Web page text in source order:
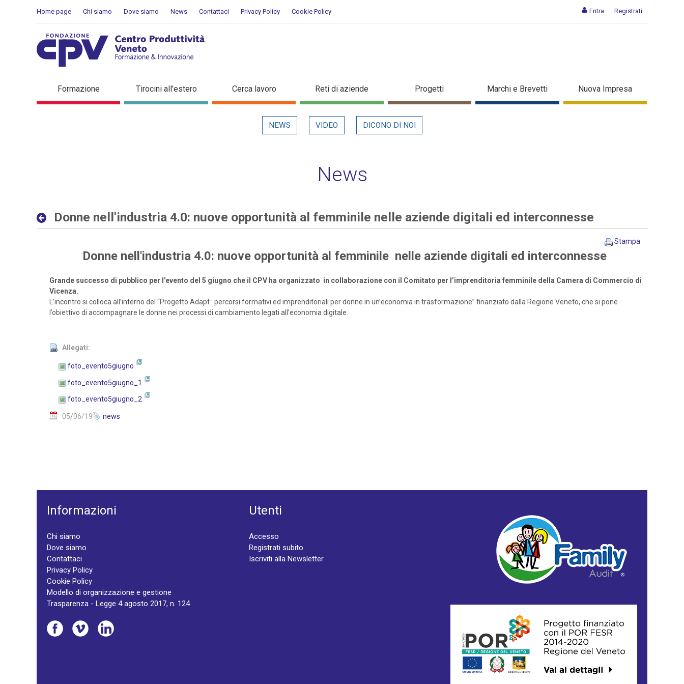
Entra Registrati
Home page Chi siamo Dove siamo News Contattaci Privacy Policy Cookie Policy
Donne nell'industria 4.0: nuove opportunità al femminile nelle aziende digitali ed
interconnesse - Dettaglio in evidenza
Formazione Tirocini all'estero Cerca lavoro Reti di aziende Progetti Marchi e Brevetti Nuova Impresa
NEWS VIDEO DICONO DI NOI
News
Donne nell'industria 4.0: nuove opportunità al femminile nelle aziende digitali ed interconnesse
Stampa
Donne nell'industria 4.0: nuove opportunità al femminile nelle aziende digitali ed interconnesse
Grande successo di pubblico per l'evento del 5 giugno che il CPV ha organizzato in collaborazione con il Comitato per l’imprenditoria femminile della Camera di Commercio di
Vicenza.
L’incontro si colloca all’interno del “Progetto Adapt : percorsi formativi ed imprenditoriali per donne in un’economia in trasformazione” finanziato dalla Regione Veneto, che si pone
l’obiettivo di accompagnare le donne nei processi di cambiamento legati all’economia digitale.
Allegati:
foto_evento5giugno
foto_evento5giugno_1
foto_evento5giugno_2
05/06/19 news
Informazioni
Chi siamo
Dove siamo
Contattaci
Privacy Policy
Cookie Policy
Modello di organizzazione e gestione
Trasparenza - Legge 4 agosto 2017, n. 124
Utenti
Accesso
Registrati subito
Iscriviti alla Newsletter